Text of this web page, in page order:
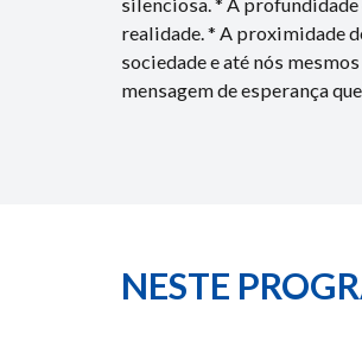
realidade. * A proximidade
sociedade e até nós
mensagem de esperança
NESTE